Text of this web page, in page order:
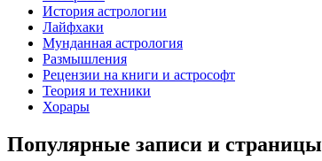
История астрологии
Лайфхаки
Мунданная астрология
Размышления
Рецензии на книги и астрософт
Теория и техники
Хорары
Популярные записи и страницы